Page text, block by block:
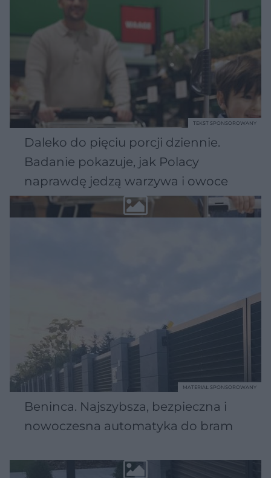
Daleko do pięciu porcji dziennie.
Badanie pokazuje, jak Polacy
naprawdę jedzą warzywa i owoce
TEKST SPONSOROWANY
Beninca. Najszybsza, bezpieczna i
nowoczesna automatyka do bram
MATERIAŁ SPONSOROWANY